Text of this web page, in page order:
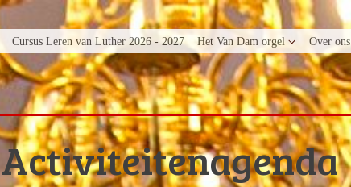
Cursus Leren van Luther 2026 - 2027 Het Van Dam orgel Over ons
Activiteitenagenda